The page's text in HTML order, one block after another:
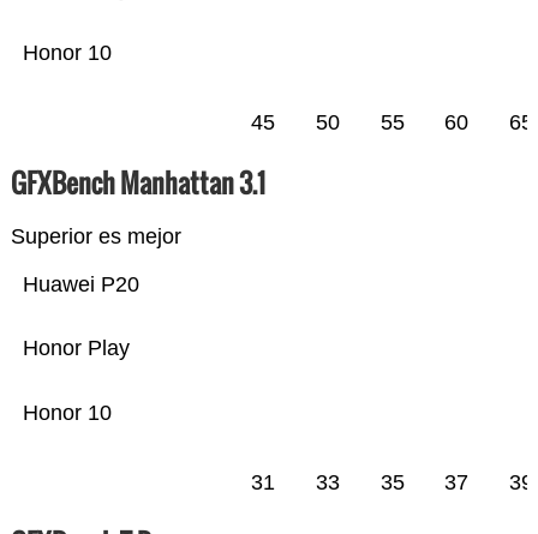
Honor 10
45 50 55 60 65
GFXBench Manhattan 3.1
Superior es mejor
Honor 10
Honor Play
Huawei P20
31 33 35 37 39